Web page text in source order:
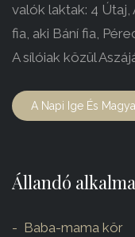
valók laktak: 4 Útaj,
fia, aki Bání fia,
A sílóiak közül
A Napi Ige És
Állandó
Baba-mama kör